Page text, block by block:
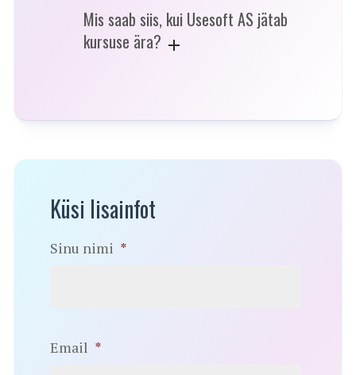
Mis saab siis, kui Usesoft AS jätab
kursuse ära?
Küsi lisainfot
Sinu nimi *
Email *